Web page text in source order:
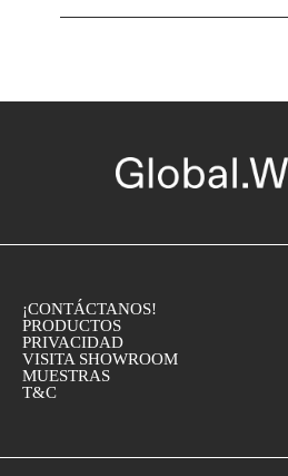
¡CONTÁCTANOS!
PRODUCTOS
PRIVACIDAD
VISITA SHOWROOM
MUESTRAS
T&C